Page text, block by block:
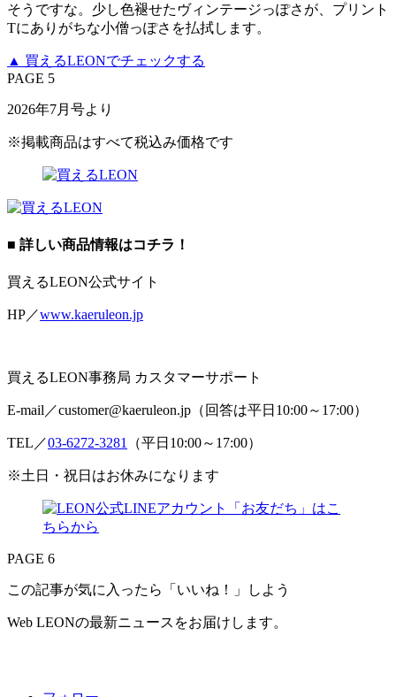
そうですな。少し色褪せたヴィンテージっぽさが、プリント
Tにありがちな小僧っぽさを払拭します。
▲ 買えるLEONでチェックする
PAGE 5
2026年7月号より
※掲載商品はすべて税込み価格です
■ 詳しい商品情報はコチラ！
買えるLEON公式サイト
HP／www.kaeruleon.jp
買えるLEON事務局 カスタマーサポート
E-mail／customer@kaeruleon.jp（回答は平日10:00～17:00）
TEL／03-6272-3281 （平日10:00～17:00）
※土日・祝日はお休みになります
PAGE 6
この記事が気に入ったら「いいね！」しよう
Web LEONの最新ニュースをお届けします。